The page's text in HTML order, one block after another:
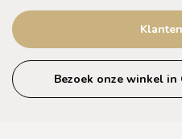
Bezoek onze winkel